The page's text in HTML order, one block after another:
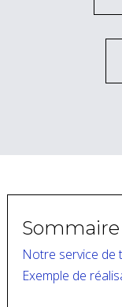
Sommaire
Notre service de
Exemple de